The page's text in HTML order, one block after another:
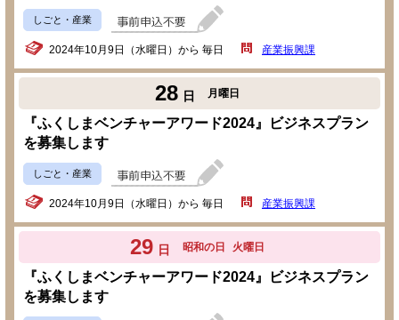
しごと・産業
2024年10月9日（水曜日）から 毎日 産業振興課
28 日 月曜日
『ふくしまベンチャーアワード2024』ビジネスプラン
を募集します
しごと・産業
2024年10月9日（水曜日）から 毎日 産業振興課
29 日 昭和の日 火曜日
『ふくしまベンチャーアワード2024』ビジネスプラン
を募集します